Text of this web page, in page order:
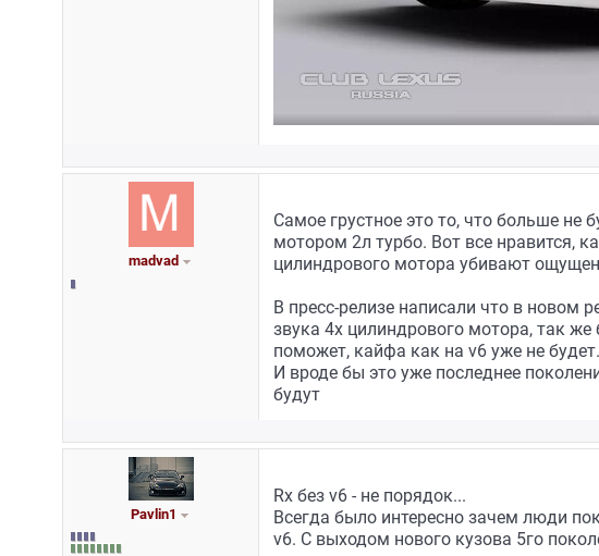
madvad
Самое грустное это то, что больше
мотором 2л турбо. Вот все нравится,
цилиндрового мотора убивают
В пресс-релизе написали что в новом
звука 4х цилиндрового мотора, так
поможет, кайфа как на v6 уже не будет.
И вроде бы это уже последнее
будут
Pavlin1
Rx без v6 - не порядок...
Всегда было интересно зачем люди
v6. С выходом нового кузова 5го